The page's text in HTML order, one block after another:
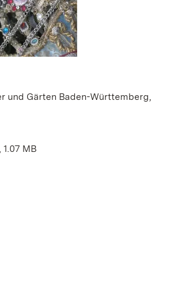
und Gärten Baden-Württemberg,
1.07 MB